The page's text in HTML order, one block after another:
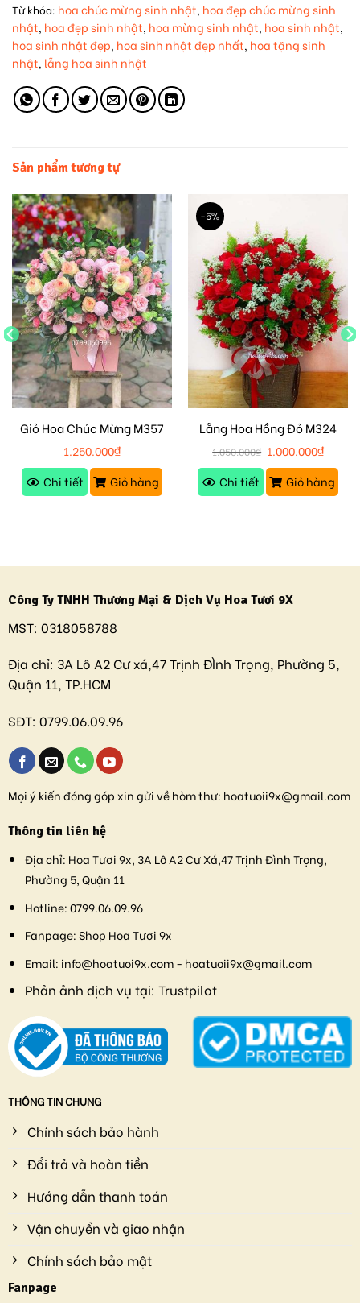
Từ khóa: hoa chúc mừng sinh nhật, hoa đẹp chúc mừng sinh
nhật, hoa đẹp sinh nhật, hoa mừng sinh nhật, hoa sinh nhật,
hoa sinh nhật đẹp, hoa sinh nhật đẹp nhất, hoa tặng sinh
nhật, lẵng hoa sinh nhật
Sản phẩm tương tự
Giỏ Hoa Chúc Mừng M357
1.250.000₫
Chi tiết
Giỏ hàng
-5%
Lẵng Hoa Hồng Đỏ M324
1.050.000₫ 1.000.000₫
Chi tiết
Giỏ hàng
Công Ty TNHH Thương Mại & Dịch Vụ Hoa Tươi 9X
MST: 0318058788
Địa chỉ: 3A Lô A2 Cư xá,47 Trịnh ĐÌnh Trọng, Phường 5,
Quận 11, TP.HCM
SĐT: 0799.06.09.96
Mọi ý kiến đóng góp xin gửi về hòm thư: hoatuoii9x@gmail.com
Thông tin liên hệ
Địa chỉ: Hoa Tươi 9x, 3A Lô A2 Cư Xá,47 Trịnh Đình Trọng,
Phường 5, Quận 11
Hotline:0799.06.09.96
Fanpage:Shop Hoa Tươi 9x
Email: info@hoatuoi9x.com - hoatuoii9x@gmail.com
Phản ảnh dịch vụ tại: Trustpilot
THÔNG TIN CHUNG
Chính sách bảo hành
Đổi trả và hoàn tiền
Hướng dẫn thanh toán
Vận chuyển và giao nhận
Chính sách bảo mật
Fanpage